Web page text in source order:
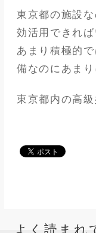
東京都の施設
効活用できれ
あまり積極的
備なのにあまり
東京都内の高
よく読まれ